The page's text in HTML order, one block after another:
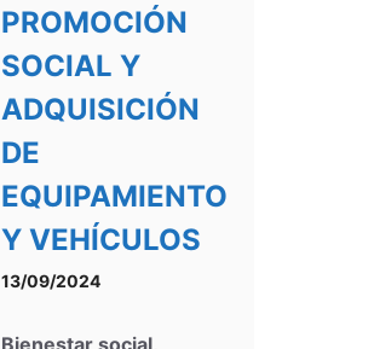
PROMOCIÓN
SOCIAL Y
ADQUISICIÓN
DE
EQUIPAMIENTO
Y VEHÍCULOS
13/09/2024